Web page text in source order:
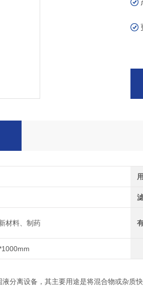
材料、制药
分离设备，其主要用途是将混合物或杂质